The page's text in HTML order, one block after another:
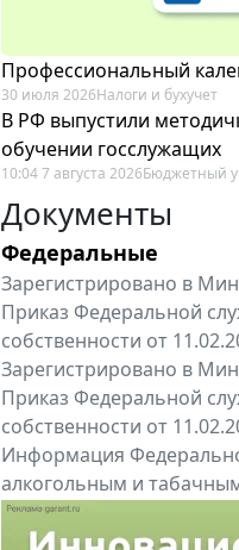
Профессиональный
30 июля 2026Налоги и бухучет
В РФ выпустили
обучении госслужащих
10:04 7 августа 2026Бюджетный
Документы
Федеральные
Зарегистрировано в
Приказ Федеральной
собственности от
Зарегистрировано в
Приказ Федеральной
собственности от
Информация
алкогольным и
"Вниманию
Все федеральные документы